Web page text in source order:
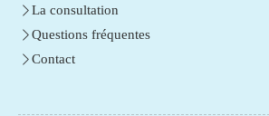
La consultation
Questions fréquentes
Contact